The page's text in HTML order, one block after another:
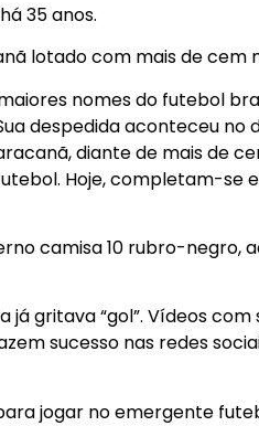
35 anos.
lotado com mais de cem
nomes do futebol
despedida aconteceu no
diante de mais de
Hoje, completam-se
camisa 10 rubro-negro,
gritava “gol”. Vídeos com
sucesso nas redes
jogar no emergente